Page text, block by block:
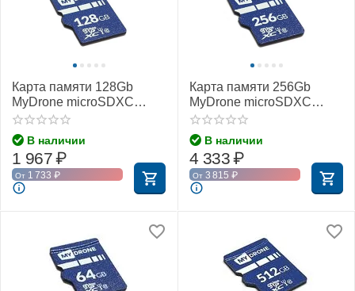
Карта памяти 128Gb
MyDrone microSDXC
Class 10 UHS-I U3
(MIXZA)
В наличии
1 967₽
От 1 733 ₽
Карта памяти 256Gb
MyDrone microSDXC
Class 10 UHS-I U3
(MIXZA)
В наличии
4 333₽
От 3 815 ₽